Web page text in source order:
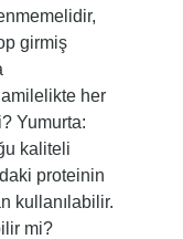
girmiş
her
Yumurta:
kaliteli
proteinin
kullanılabilir.
mi?